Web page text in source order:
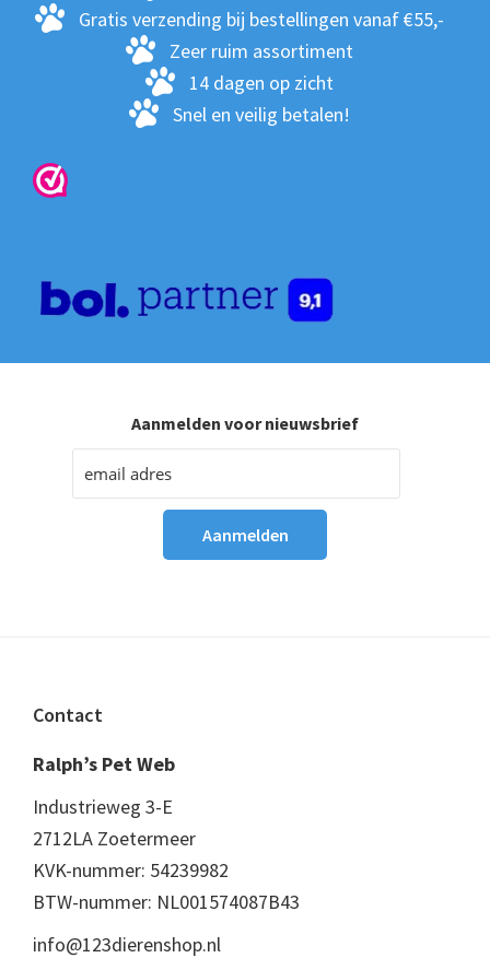
Gratis verzending bij bestellingen vanaf €55,-
Zeer ruim assortiment
14 dagen op zicht
Snel en veilig betalen!
Aanmelden voor nieuwsbrief
Footer
Contact
Ralph’s Pet Web
Industrieweg 3-E
2712LA Zoetermeer
KVK-nummer: 54239982
BTW-nummer: NL001574087B43
info@123dierenshop.nl